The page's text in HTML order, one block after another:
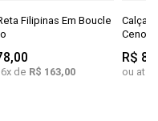
Filipinas Em Boucle
,00
6x de R$ 163,00
Calça
R$
ou até